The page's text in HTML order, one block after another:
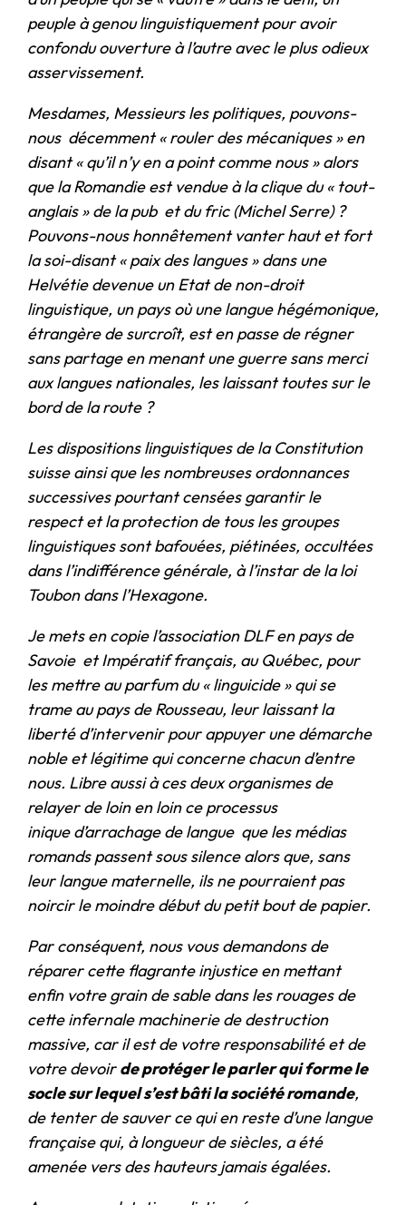
peuple à genou linguistiquement pour avoir
confondu ouverture à l’autre avec le plus odieux
asservissement.
Mesdames, Messieurs les politiques, pouvons-
nous décemment « rouler des mécaniques » en
disant « qu’il n’y en a point comme nous » alors
que la Romandie est vendue à la clique du « tout-
anglais » de la pub et du fric (Michel Serre) ?
Pouvons-nous honnêtement vanter haut et fort
la soi-disant « paix des langues » dans une
Helvétie devenue un Etat de non-droit
linguistique, un pays où une langue hégémonique,
étrangère de surcroît, est en passe de régner
sans partage en menant une guerre sans merci
aux langues nationales, les laissant toutes sur le
bord de la route ?
Les dispositions linguistiques de la Constitution
suisse ainsi que les nombreuses ordonnances
successives pourtant censées garantir le
respect et la protection de tous les groupes
linguistiques sont bafouées, piétinées, occultées
dans l’indifférence générale, à l’instar de la loi
Toubon dans l’Hexagone.
Je mets en copie l’association DLF en pays de
Savoie et Impératif français, au Québec, pour
les mettre au parfum du « linguicide » qui se
trame au pays de Rousseau, leur laissant la
liberté d’intervenir pour appuyer une démarche
noble et légitime qui concerne chacun d’entre
nous. Libre aussi à ces deux organismes de
relayer de loin en loin ce processus
inique d’arrachage de langue que les médias
romands passent sous silence alors que, sans
leur langue maternelle, ils ne pourraient pas
noircir le moindre début du petit bout de papier.
Par conséquent, nous vous demandons de
réparer cette flagrante injustice en mettant
enfin votre grain de sable dans les rouages de
cette infernale machinerie de destruction
massive, car il est de votre responsabilité et de
votre devoirde protéger le parler qui forme le
socle sur lequel s’est bâti la société romande,
de tenter de sauver ce qui en reste d’une langue
française qui, à longueur de siècles, a été
amenée vers des hauteurs jamais égalées.